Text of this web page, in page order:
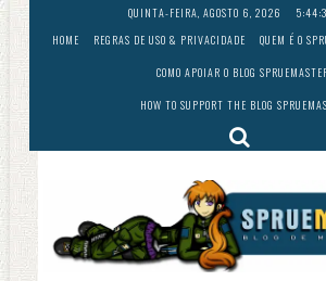
Skip
to
content
QUINTA-FEIRA, AGOSTO 6, 2026
HOME
REGRAS DE USO & PRIVACIDADE
QUEM É O
COMO APOIAR O BLOG
HOW TO SUPPORT THE BLOG